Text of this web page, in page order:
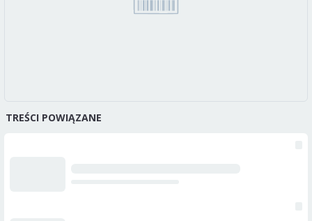
TREŚCI POWIĄZANE